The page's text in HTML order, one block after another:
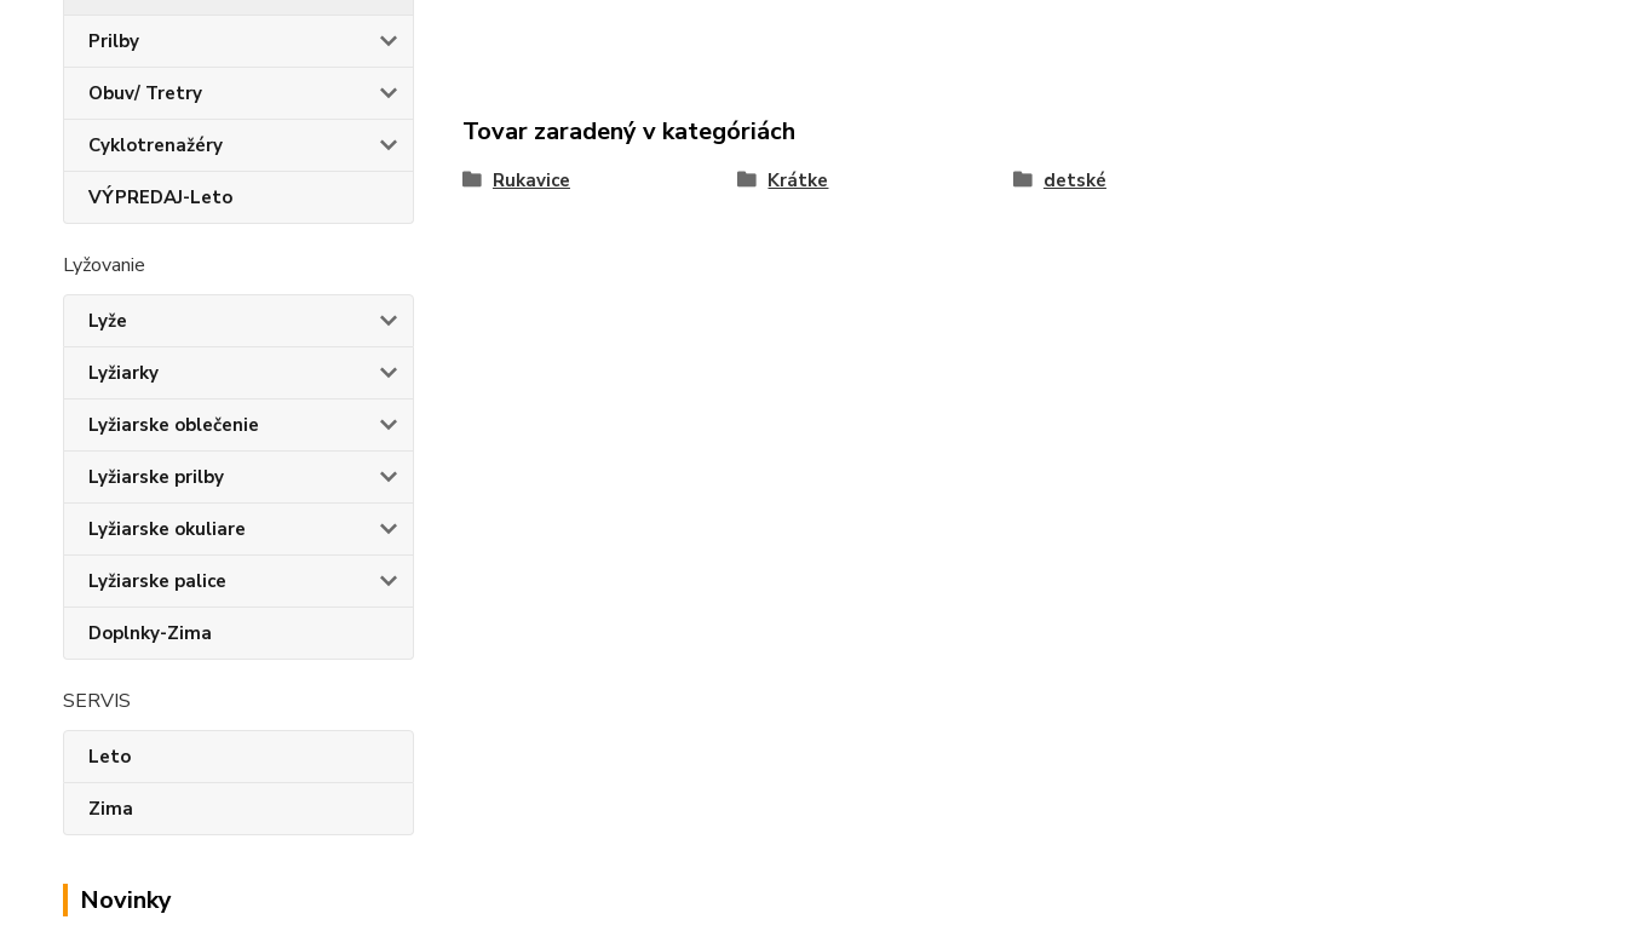
Prilby
Obuv/ Tretry
Cyklotrenažéry
VÝPREDAJ-Leto
Lyžovanie
Lyže
Lyžiarky
Lyžiarske oblečenie
Lyžiarske prilby
Lyžiarske okuliare
Lyžiarske palice
Doplnky-Zima
SERVIS
Leto
Zima
Novinky
Tovar zaradený v kategóriách
Rukavice Krátke detské